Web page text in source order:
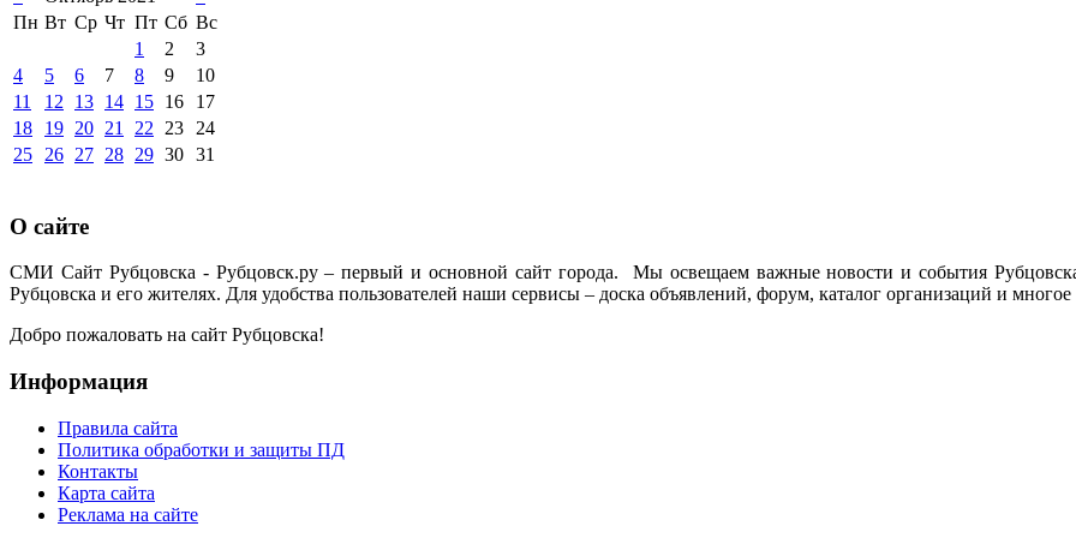
Пн Вт Ср Чт Пт Сб Вс
1
2
3
4
5 6 7 8 9
10
11
12 13 14 15 16
17
18
19 20 21 22 23
24
25
26 27 28 29 30 31
О сайте
СМИ Сайт Рубцовска - Рубцовск.ру – первый и основной сайт города. Мы освещаем важные новости и события
Рубцовска и его жителях. Для удобства пользователей наши сервисы – доска объявлений, форум, каталог организаций и многое
Добро пожаловать на сайт Рубцовска!
Информация
Правила сайта
Политика обработки и защиты ПД
Контакты
Карта сайта
Реклама на сайте